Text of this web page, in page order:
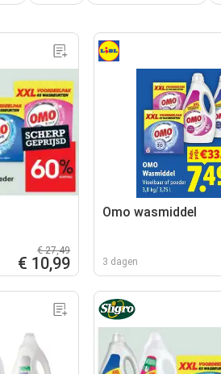
€ 27,49
€ 10,99
Omo wasmiddel
3 dagen